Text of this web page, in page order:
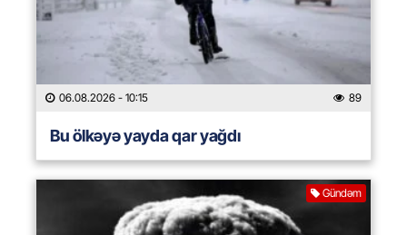
06.08.2026 - 10:15 89
Bu ölkəyə yayda qar yağdı
Gündəm